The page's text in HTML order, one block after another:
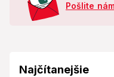
Pošlite
Najčítanejšie